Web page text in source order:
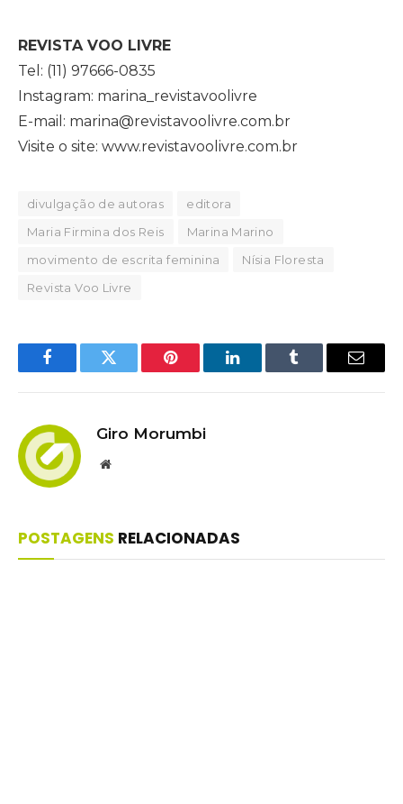
REVISTA VOO LIVRE
Tel: (11) 97666-0835
Instagram: marina_revistavoolivre
E-mail: marina@revistavoolivre.com.br
Visite o site: www.revistavoolivre.com.br
divulgação de autoras
editora
Maria Firmina dos Reis
Marina Marino
movimento de escrita feminina
Nísia Floresta
Revista Voo Livre
FacebookTwitter Pinterest LinkedInTumblr Email
Giro Morumbi
Website
POSTAGENS RELACIONADAS